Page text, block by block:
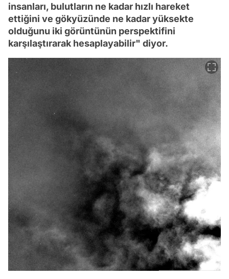
insanları, bulutların ne kadar hızlı hareket
ettiğini ve gökyüzünde ne kadar yüksekte
olduğunu iki görüntünün perspektifini
karşılaştırarak hesaplayabilir" diyor.